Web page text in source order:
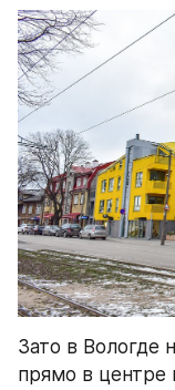
Зато в Вологде
прямо в центре